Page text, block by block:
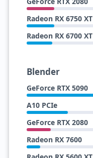
Radeon RX 6750 XT
Radeon RX 6700 XT
Blender
GeForce RTX 5090
A10 PCIe
GeForce RTX 2080
Radeon RX 7600